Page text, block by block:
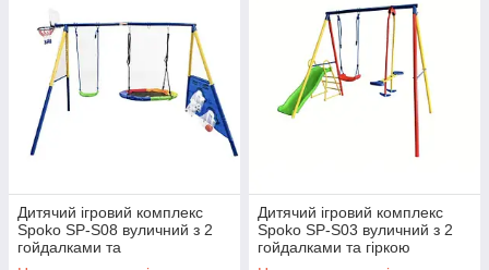
Дитячий ігровий комплекс
Spoko SP-S08 вуличний з 2
гойдалками та
баскетбольним кільцем
Дитячий ігровий комплекс
Spoko SP-S03 вуличний з 2
гойдалками та гіркою
різнокольоровий 42401001